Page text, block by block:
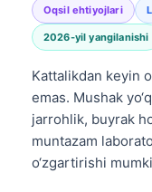
Oqsil ehtiyojlari
2026-yil yangilanishi
Kattalikdan keyin
emas. Mushak
jarrohlik, buyrak
muntazam
o‘zgartirishi